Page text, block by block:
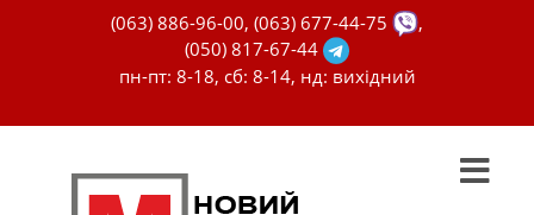
(063) 886-96-00, (063) 677-44-75
,
(050) 817-67-44
пн-пт: 8-18, сб: 8-14, нд: вихідний